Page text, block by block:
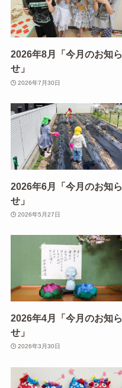
2026年8月「今月のお知ら
せ」
2026年7月30日
2026年6月「今月のお知ら
せ」
2026年5月27日
2026年4月「今月のお知ら
せ」
2026年3月30日